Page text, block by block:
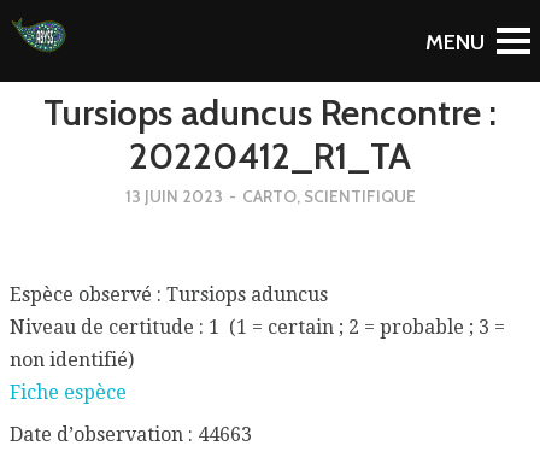
To Blog
Tursiops aduncus Rencontre :
20220412_R1_TA
13 JUIN 2023 - CARTO, SCIENTIFIQUE
Espèce observé : Tursiops aduncus
Niveau de certitude : 1 (1 = certain ; 2 = probable ; 3 =
non identifié)
Fiche espèce
Date d’observation : 44663